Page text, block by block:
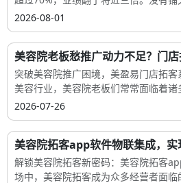
相关文章
用这个拓客APP做3天线上拼团，
三天引爆400人进店，拆解一家美容院
流量枯竭是当下美容院经营者最深的焦
2026-08-06
美容院拓客app软件拼团秒杀，7
一家开在社区底商的中型美容院，7天
超过70%，业绩翻了将近三倍。没有铺